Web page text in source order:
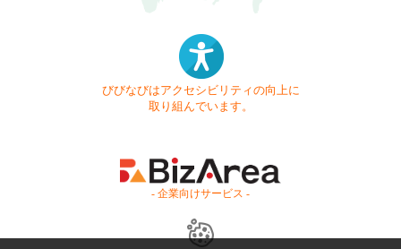
びびなびはアクセシビリティの向上に
取り組んでいます。
- 企業向けサービス -